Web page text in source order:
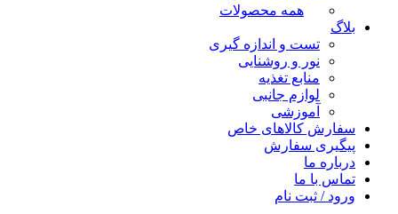
همه محصولات
بلاگ
تست و اندازه گیری
نور و روشنایی
منابع تغذیه
لوازم جانبی
آموزشی
سفارش کالاهای خاص
پیگیری سفارش
درباره ما
تماس با ما
ورود / ثبت نام